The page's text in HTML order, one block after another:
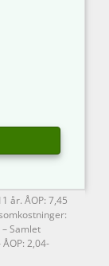
år. ÅOP: 7,45
Samlet
2,04-